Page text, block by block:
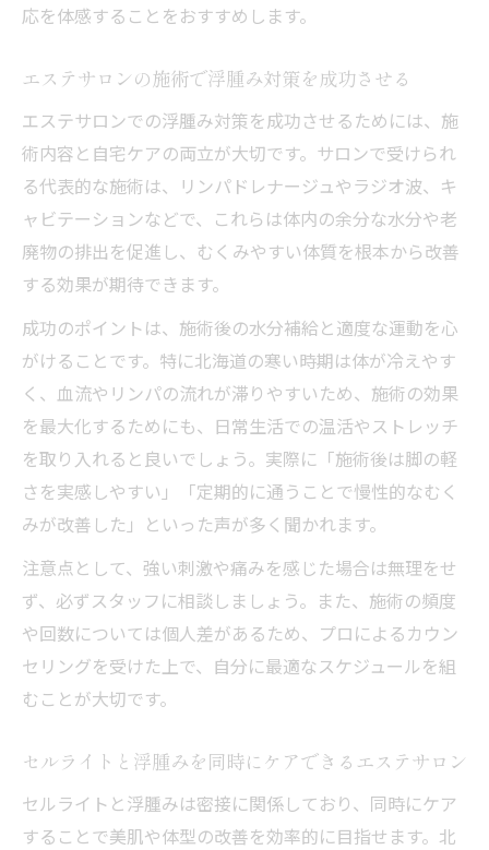
応を体感することをおすすめします。
エステサロンの施術で浮腫み対策を成功させる
エステサロンでの浮腫み対策を成功させるためには、施
術内容と自宅ケアの両立が大切です。サロンで受けられ
る代表的な施術は、リンパドレナージュやラジオ波、キ
ャビテーションなどで、これらは体内の余分な水分や老
廃物の排出を促進し、むくみやすい体質を根本から改善
する効果が期待できます。
成功のポイントは、施術後の水分補給と適度な運動を心
がけることです。特に北海道の寒い時期は体が冷えやす
く、血流やリンパの流れが滞りやすいため、施術の効果
を最大化するためにも、日常生活での温活やストレッチ
を取り入れると良いでしょう。実際に「施術後は脚の軽
さを実感しやすい」「定期的に通うことで慢性的なむく
みが改善した」といった声が多く聞かれます。
注意点として、強い刺激や痛みを感じた場合は無理をせ
ず、必ずスタッフに相談しましょう。また、施術の頻度
や回数については個人差があるため、プロによるカウン
セリングを受けた上で、自分に最適なスケジュールを組
むことが大切です。
セルライトと浮腫みを同時にケアできるエステサロン
セルライトと浮腫みは密接に関係しており、同時にケア
することで美肌や体型の改善を効率的に目指せます。北